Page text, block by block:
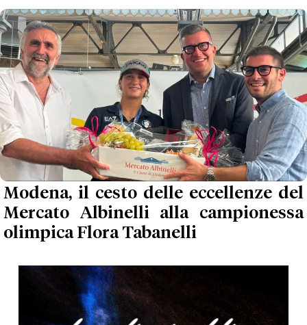
Modena, il cesto delle eccellenze del
Mercato Albinelli alla campionessa
olimpica Flora Tabanelli